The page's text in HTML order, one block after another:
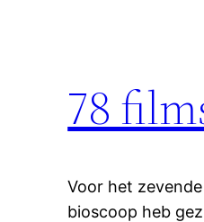
78
Voor het
bioscoop heb